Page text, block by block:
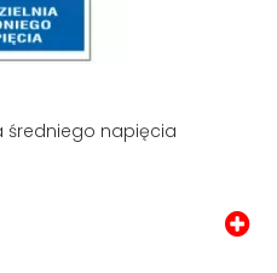
średniego napięcia